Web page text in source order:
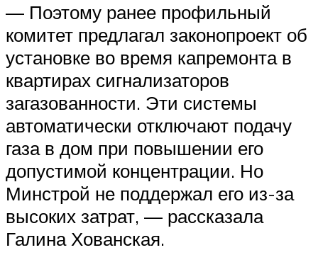
— Поэтому ранее профильный
комитет предлагал законопроект об
установке во время капремонта в
квартирах сигнализаторов
загазованности. Эти системы
автоматически отключают подачу
газа в дом при повышении его
допустимой концентрации. Но
Минстрой не поддержал его из-за
высоких затрат, — рассказала
Галина Хованская.